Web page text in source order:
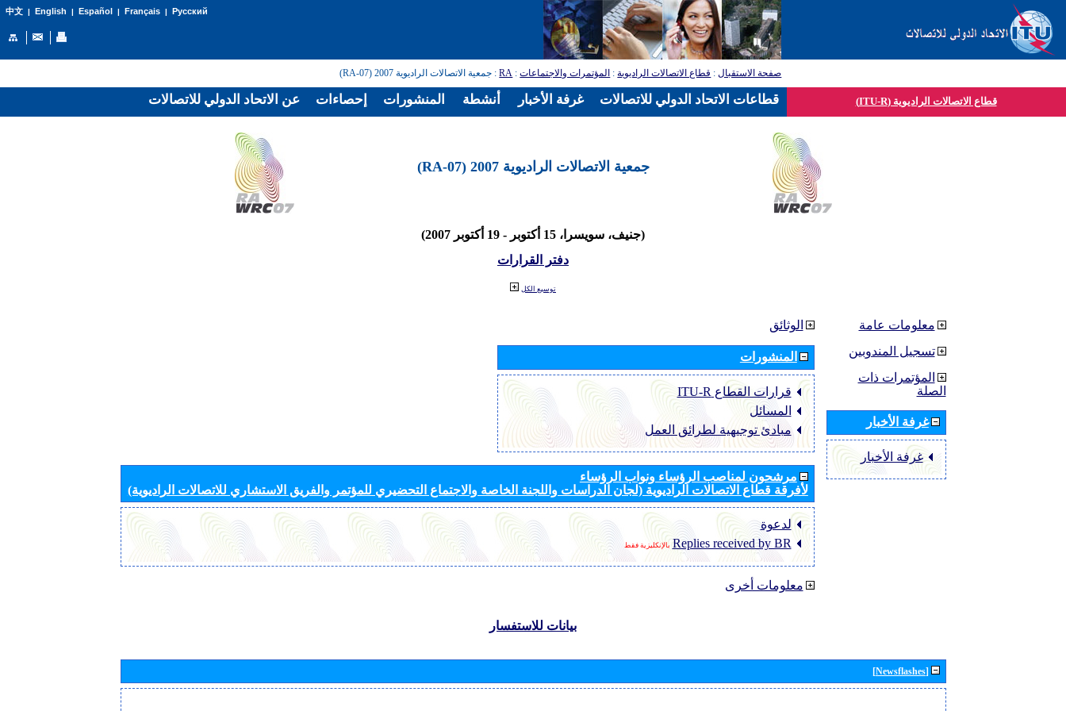
中文| English | Español | Français| Русский
صفحة الاستقبال: قطاع الاتصالات الراديوية: المؤتمرات والاجتماعات:
RA: جمعية الاتصالات الراديوية 2007 (RA-07)
قطاع الاتصالات الراديوية (ITU-R)
جمعية الاتصالات الراديوية 2007 (RA-07)
(جنيف، سويسرا، 15 أكتوبر - 19 أكتوبر 2007)
دفتر القرارات
توسيع الكل
الوثائق
المنشورات
قرارات القطاع ‏ITU-R
المسائل
مبادئ توجيهية لطرائق العمل
مرشحون لمناصب الرؤساء ونواب الرؤساء
لأفرقة قطاع الاتصالات الراديوية (لجان الدراسات واللجنة الخاصة والاجتماع التحضيري للمؤتمر والفريق الاستشاري للاتصالات الراديوية)
لدعوة
Replies received by BR بالإنكليزية فقط
معلومات أخرى
معلومات عامة
تسجيل المندوبين
المؤتمرات ذات
الصلة
غرفة الأخبار
غرفة الأخبار
بيانات للاستفسار
[Newsflashes]
عن الاتحاد الدولي للاتصالات إحصاءات المنشورات أنشطة غرفة الأخبار قطاعات الاتحاد الدولي للاتصالات